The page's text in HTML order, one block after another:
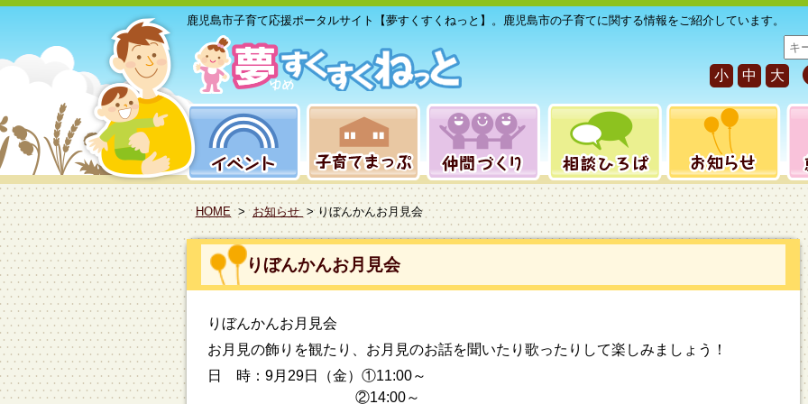
鹿児島市子育て応援ポータルサイト【夢すくすくねっと】。鹿児島市の子育てに関する情報をご紹介しています。
サ
イ
ト
内
小 中 大
HOME > お知らせ > りぼんかんお月見会
りぼんかんお月見会
りぼんかんお月見会
お月見の飾りを観たり、お月見のお話を聞いたり歌ったりして楽しみましょう！
日 時：9月29日（金）①11:00～
②14:00～